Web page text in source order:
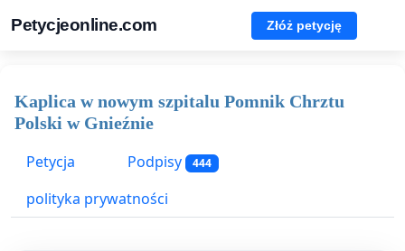
Petycjeonline.com Złóż petycję
Kaplica w nowym szpitalu Pomnik Chrztu
Polski w Gnieźnie
Petycja
Podpisy 444
polityka prywatności